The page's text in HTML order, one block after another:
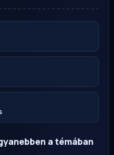
a témában